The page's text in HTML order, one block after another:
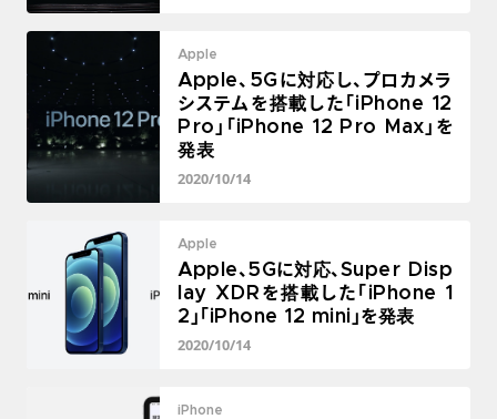
Apple
Apple、5Gに対応し、プロカメラ
システムを搭載した「iPhone 12
Pro」「iPhone 12 Pro Max」を
発表
2020/10/14
Apple
Apple、5Gに対応、Super Disp
lay XDRを搭載した「iPhone 1
2」「iPhone 12 mini」を発表
2020/10/14
iPhone